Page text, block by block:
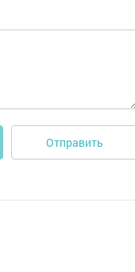
Отправить